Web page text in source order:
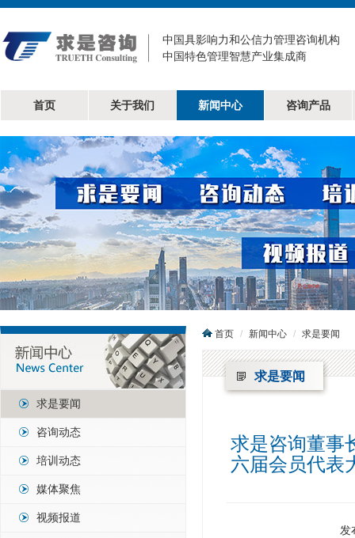
中国具影响力和公信力管理咨询机构
中国特色管理智慧产业集成商
首页 关于我们 新闻中心 咨询产品
求是要闻
咨询动态
培训动态
媒体聚焦
视频报道
首页 新闻中心 求是要闻
求是要闻
求是咨询董事
六届会员代表
发